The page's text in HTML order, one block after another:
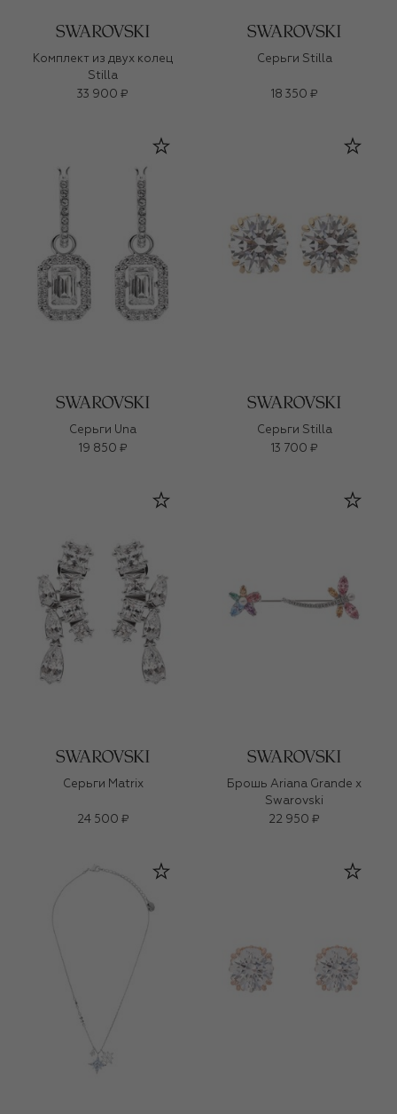
Комплект из двух колец
Stilla
33 900 ₽
Серьги Stilla
18 350 ₽
Серьги Una
19 850 ₽
Серьги Stilla
13 700 ₽
Серьги Matrix
24 500 ₽
Брошь Ariana Grande x
Swarovski
22 950 ₽